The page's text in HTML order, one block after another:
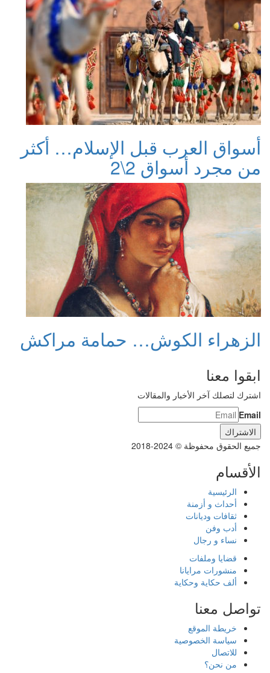
أسواق العرب قبل الإسلام… أكثر
من مجرد أسواق 2\2
الزهراء الكوش… حمامة مراكش
ابقوا معنا
اشترك لتصلك آخر الأخبار والمقالات
Email
جميع الحقوق محفوظة © 2024-2018
الأقسام
الرئيسية
أحداث و أزمنة
ثقافات وديانات
أدب وفن
نساء و رجال
قضايا وملفات
منشورات مرايانا
ألف حكاية وحكاية
تواصل معنا
خريطة الموقع
سياسة الخصوصية
للاتصال
من نحن؟